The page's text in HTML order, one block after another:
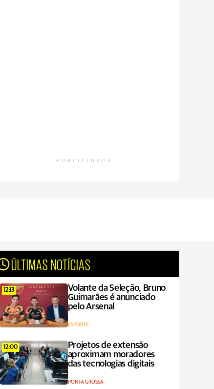
PUBLICIDADE
ÚLTIMAS NOTÍCIAS
12:13
Volante da Seleção, Bruno
Guimarães é anunciado
pelo Arsenal
ESPORTE
12:00
Projetos de extensão
aproximam moradores
das tecnologias digitais
PONTA GROSSA